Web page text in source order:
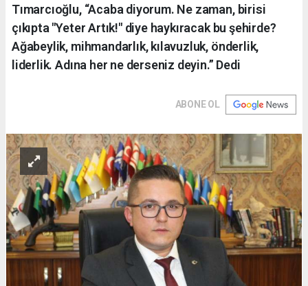
Tımarcıoğlu, “Acaba diyorum. Ne zaman, birisi
çıkıpta "Yeter Artık!" diye haykıracak bu şehirde?
Ağabeylik, mihmandarlık, kılavuzluk, önderlik,
liderlik. Adına her ne derseniz deyin.” Dedi
ABONE OL